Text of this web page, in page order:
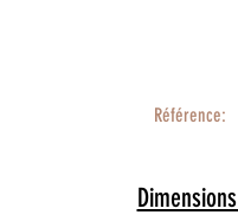
Référence:
Dimensions